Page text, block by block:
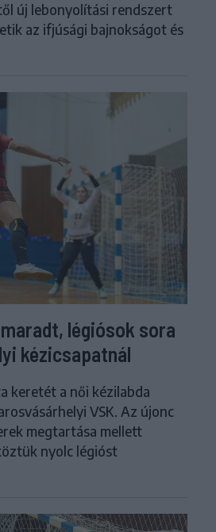
új lebonyolítási rendszert
az ifjúsági bajnokságot és
légiósok sora
kézicsapatnál
keretét a női kézilabda
VSK. Az újonc
megtartása mellett
nyolc légióst